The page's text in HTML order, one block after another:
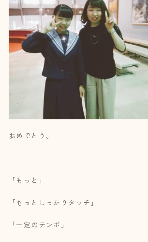
おめでとう。
「もっと」
「もっとしっかりタッチ」
「一定のテンポ」